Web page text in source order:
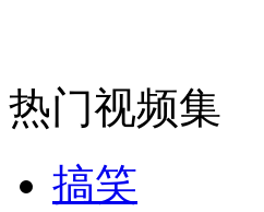
走！跟着总书记去植树
热门视频集
搞笑